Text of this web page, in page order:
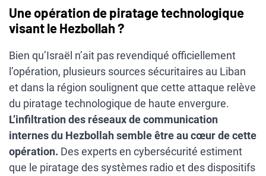
Une opération de piratage technologique
visant le Hezbollah ?
Bien qu’Israël n’ait pas revendiqué officiellement
l’opération, plusieurs sources sécuritaires au Liban
et dans la région soulignent que cette attaque relève
du piratage technologique de haute envergure.
L’infiltration des réseaux de communication
internes du Hezbollah semble être au cœur de cette
opération. Des experts en cybersécurité estiment
que le piratage des systèmes radio et des dispositifs